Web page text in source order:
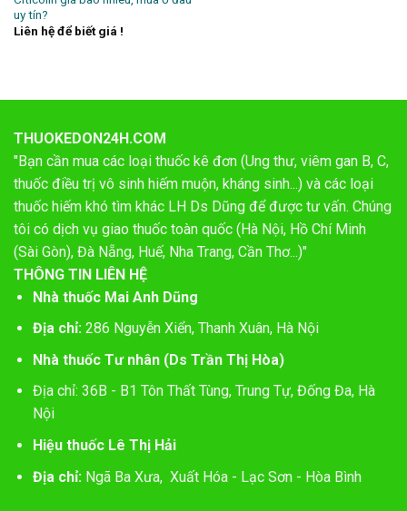
uy tín?
Liên hệ để biết giá !
THUOKEDON24H.COM
"Bạn cần mua các loại thuốc kê đơn (Ung thư, viêm gan B, C,
thuốc điều trị vô sinh hiếm muộn, kháng sinh...) và các loại
thuốc hiếm khó tìm khác LH Ds Dũng để được tư vấn. Chúng
tôi có dịch vụ giao thuốc toàn quốc (Hà Nội, Hồ Chí Minh
(Sài Gòn), Đà Nẵng, Huế, Nha Trang, Cần Thơ...)"
THÔNG TIN LIÊN HỆ
Nhà thuốc Mai Anh Dũng
Địa chỉ:286 Nguyễn Xiển, Thanh Xuân, Hà Nội
Nhà thuốc Tư nhân (Ds Trần Thị Hòa)
Địa chỉ: 36B - B1 Tôn Thất Tùng, Trung Tự, Đống Đa, Hà
Nội
Hiệu thuốc Lê Thị Hải
Địa chỉ: Ngã Ba Xưa, Xuất Hóa - Lạc Sơn - Hòa Bình